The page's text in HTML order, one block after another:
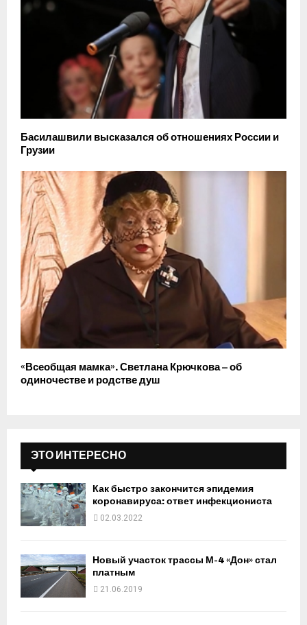
Басилашвили высказался об отношениях России и
Грузии
«Всеобщая мамка». Светлана Крючкова – об
одиночестве и родстве душ
ЭТО ИНТЕРЕСНО
Как быстро закончится эпидемия
коронавируса: ответ инфекциониста
02.03.2022
Новый участок трассы М-4 «Дон» стал
платным
21.06.2019